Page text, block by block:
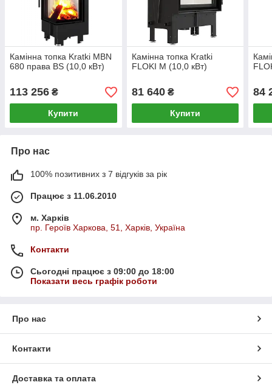
Камінна топка Kratki MBN
680 права BS (10,0 кВт)
113 256 ₴
Купити
Камінна топка Kratki
FLOKI M (10,0 кВт)
81 640₴
Купити
84
Про нас
100% позитивних з 7 відгуків за рік
Працює з 11.06.2010
м. Харків
пр. Героїв Харкова, 51, Харків, Україна
Контакти
Сьогодні працює з 09:00 до 18:00
Показати весь графік роботи
Про нас
Контакти
Доставка та оплата